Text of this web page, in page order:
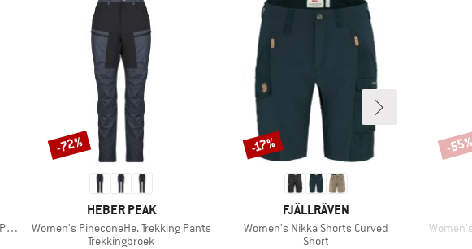
MERK
HEBER PEAK
Artikel
Women's PineconeHe. Trekking Pants
Productgroep
Trekkingbroek
Korting
-72%
MERK
FJÄLLRÄVEN
Artikel
Women's Nikka Shorts Curved
Productgroep
Short
Korting
-17%
Artikel
-